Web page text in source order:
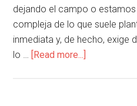
dejando el campo o
compleja de lo que suele
inmediata y, de hecho, exige
lo … [Read more...]